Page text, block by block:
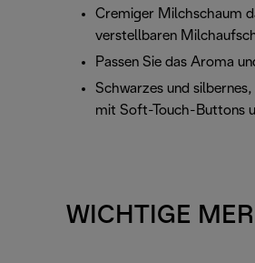
Cremiger Milchschaum
verstellbaren
Passen Sie das Aroma
Schwarzes und
mit Soft-Touch-Buttons
WICHTIGE